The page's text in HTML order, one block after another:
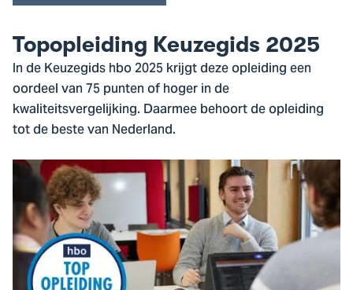
Topopleiding Keuzegids 2025
In de Keuzegids hbo 2025 krijgt deze opleiding een
oordeel van 75 punten of hoger in de
kwaliteitsvergelijking. Daarmee behoort de opleiding
tot de beste van Nederland.